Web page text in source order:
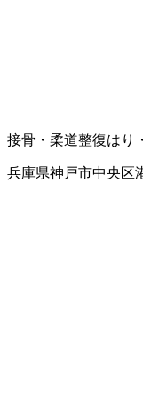
接骨・柔道整復はり
兵庫県神戸市中央区